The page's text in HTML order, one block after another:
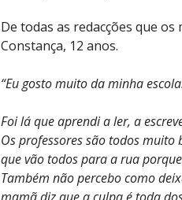
De todas as redacções que
Constança, 12 anos.
“Eu gosto muito da minha
Foi lá que aprendi a ler, a
Os professores são todos
que vão todos para a rua
Também não percebo como